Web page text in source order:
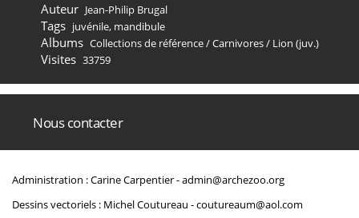
Auteur Jean-Philip Brugal
Tags juvénile, mandibule
Albums Collections de référence/Carnivores/ Lion (juv.)
Visites 33759
Nous contacter
Administration : Carine Carpentier -admin@archezoo.org
Dessins vectoriels : Michel Coutureau -coutureaum@aol.com